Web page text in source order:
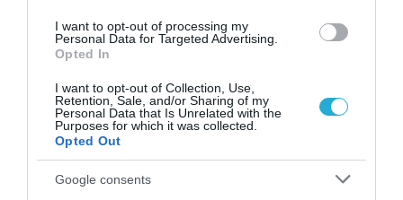
I want to opt-out of processing my
Personal Data for Targeted Advertising.
Opted In
I want to opt-out of Collection, Use,
Retention, Sale, and/or Sharing of my
Personal Data that Is Unrelated with the
Purposes for which it was collected.
Opted Out
Google consents
ίδιο αγαπημένο χαρμάνι, πάντα με σεβασμό
στην παράδοση και το περιβάλλον.